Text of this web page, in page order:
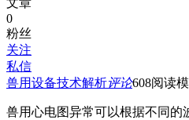
文章
0
粉丝
关注
私信
兽用设备技术解析评论608阅读
兽用心电图异常可以根据不同的